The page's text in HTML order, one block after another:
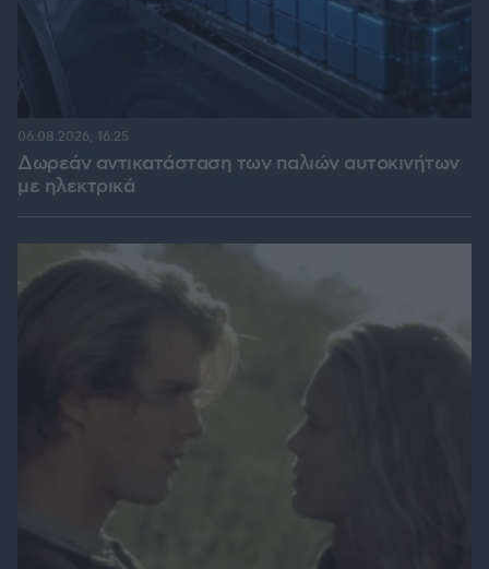
Δωρεάν αντικατάσταση των παλιών αυτοκινήτων
με ηλεκτρικά
06.08.2026, 16:25